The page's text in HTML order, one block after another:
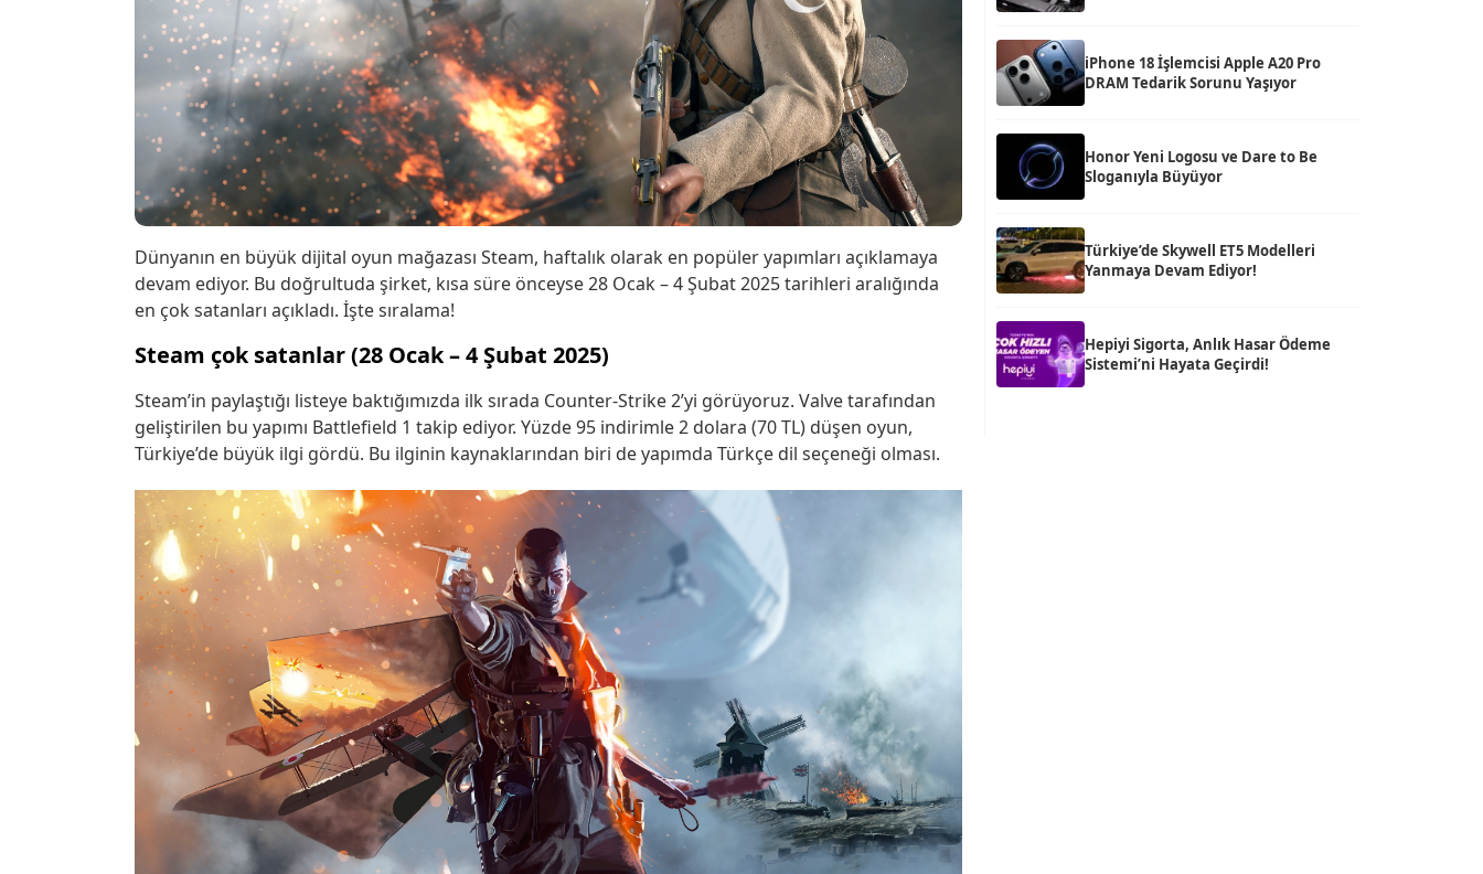
Dünyanın en büyük dijital oyun mağazası Steam, haftalık olarak en popüler yapımları açıklamaya
devam ediyor. Bu doğrultuda şirket, kısa süre önceyse 28 Ocak – 4 Şubat 2025 tarihleri aralığında
en çok satanları açıkladı. İşte sıralama!
Steam çok satanlar (28 Ocak – 4 Şubat 2025)
Steam’in paylaştığı listeye baktığımızda ilk sırada Counter-Strike 2’yi görüyoruz. Valve tarafından
geliştirilen bu yapımı Battlefield 1 takip ediyor. Yüzde 95 indirimle 2 dolara (70 TL) düşen oyun,
Türkiye’de büyük ilgi gördü. Bu ilginin kaynaklarından biri de yapımda Türkçe dil seçeneği olması.
iPhone 18 İşlemcisi Apple A20 Pro
DRAM Tedarik Sorunu Yaşıyor
Honor Yeni Logosu ve Dare to Be
Sloganıyla Büyüyor
Türkiye’de Skywell ET5 Modelleri
Yanmaya Devam Ediyor!
Hepiyi Sigorta, Anlık Hasar Ödeme
Sistemi’ni Hayata Geçirdi!